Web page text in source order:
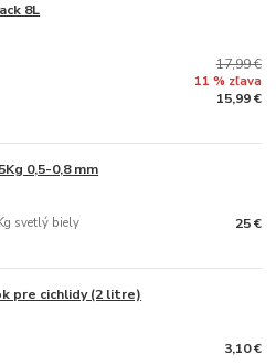
8L
17,99 €
11 % zľava
15,99 €
0,5-0,8 mm
svetlý biely 25 €
pre cichlidy (2 litre)
3,10 €